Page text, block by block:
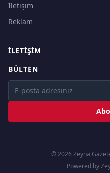
İletişim
Reklam
İLETIŞIM
BÜLTEN
© 2026 Zeyna
Powered by